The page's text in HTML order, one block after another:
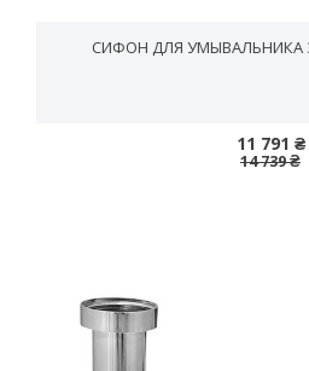
СИФОН ДЛЯ УМЫВАЛЬНИКА
11 791 ₴
14 739 ₴